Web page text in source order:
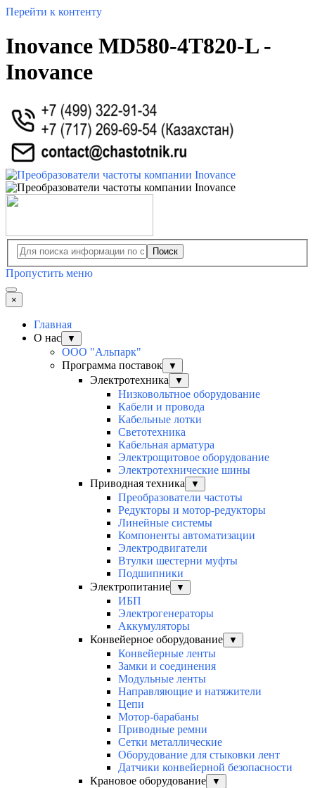
Перейти к контенту
Inovance MD580-4T820-L -
Inovance
Поиск
Пропустить меню
×
Главная
О нас
▼
ООО "Альпарк"
Программа поставок
▼
Электротехника ▼
Низковольтное оборудование
Кабели и провода
Кабельные лотки
Светотехника
Кабельная арматура
Электрощитовое оборудование
Электротехнические шины
Приводная техника
▼
Преобразователи частоты
Редукторы и мотор-редукторы
Линейные системы
Компоненты автоматизации
Электродвигатели
Втулки шестерни муфты
Подшипники
Электропитание
▼
ИБП
Электрогенераторы
Аккумуляторы
Конвейерное оборудование
▼
Конвейерные ленты
Замки и соединения
Модульные ленты
Направляющие и натяжители
Цепи
Мотор-барабаны
Приводные ремни
Сетки металлические
Оборудование для стыковки лент
Датчики конвейерной безопасности
Крановое оборудование
▼